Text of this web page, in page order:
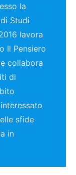
la
Studi
lavora
Il Pensiero
collabora
di
sfide
in